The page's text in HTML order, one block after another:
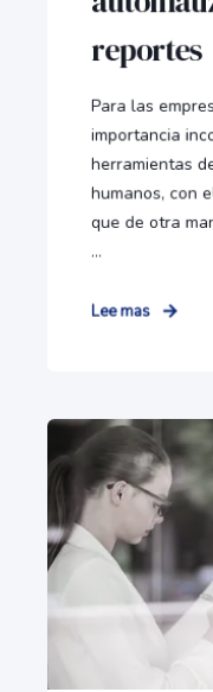
reportes
Para las
importancia
herramientas
humanos, con
que de otra
...
Lee mas